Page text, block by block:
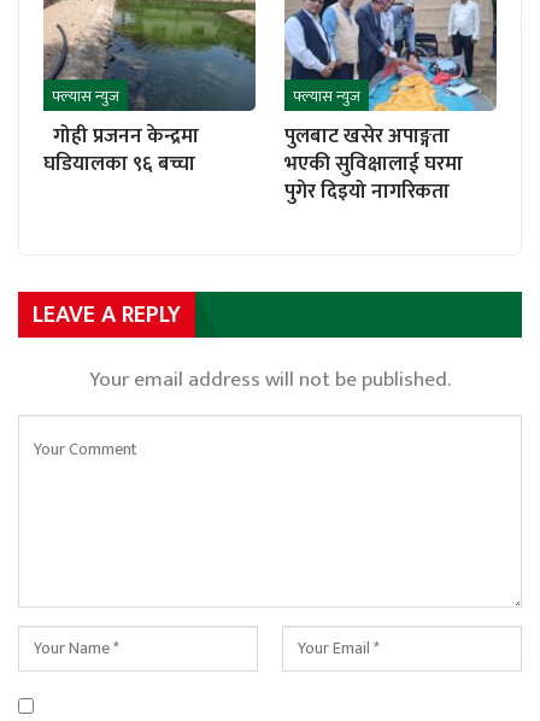
फ्ल्यास न्युज
गोही प्रजनन केन्द्रमा
घडियालका ९६ बच्चा
फ्ल्यास न्युज
पुलबाट खसेर अपाङ्गता
भएकी सुविक्षालाई घरमा
पुगेर दिइयो नागरिकता
LEAVE A REPLY
Your email address will not be published.